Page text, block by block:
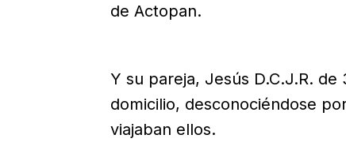
de Actopan.
Y su pareja, Jesús D.C.J.R.
domicilio, desconociéndose
viajaban ellos.